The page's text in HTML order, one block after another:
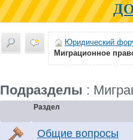
Юридический
Миграционное
Подразделы :
Раздел
Общие вопросы